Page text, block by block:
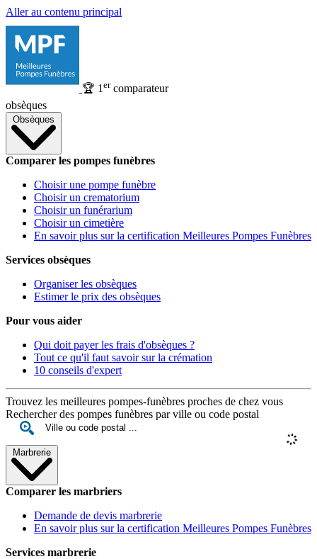
Aller au contenu principal
🏆 1 ercomparateur
obsèques
Obsèques
Comparer les pompes funèbres
Choisir une pompe funèbre
Choisir un crematorium
Choisir un funérarium
Choisir un cimetière
En savoir plus sur la certification Meilleures Pompes Funèbres
Services obsèques
Organiser les obsèques
Estimer le prix des obsèques
Pour vous aider
Qui doit payer les frais d'obsèques ?
Tout ce qu'il faut savoir sur la crémation
10 conseils d'expert
Trouvez les meilleures pompes-funèbres proches de chez vous
Rechercher des pompes funèbres par ville ou code postal
Marbrerie
Comparer les marbriers
Demande de devis marbrerie
En savoir plus sur la certification Meilleures Pompes Funèbres
Services marbrerie